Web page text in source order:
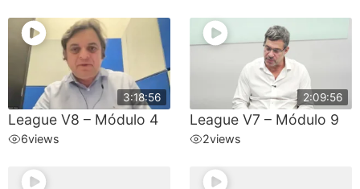
3:18:56
League V8 – Módulo 4
6views
2:09:56
League V7 – Módulo 9
2views